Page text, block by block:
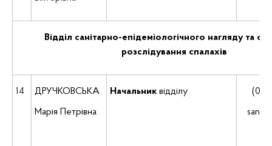
Відділ санітарно-епідеміологічного нагляду та
розслідування спалахів
14 ДРУЧКОВСЬКА
Марія Петрівна
Начальник відділу